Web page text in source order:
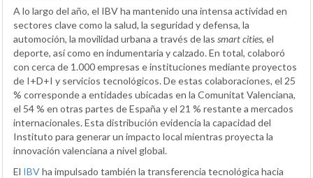
A lo largo del año, el IBV ha mantenido una intensa actividad en
sectores clave como la salud, la seguridad y defensa, la
automoción, la movilidad urbana a través de las smart cities, el
deporte, así como en indumentaria y calzado. En total, colaboró
con cerca de 1.000 empresas e instituciones mediante proyectos
de I+D+I y servicios tecnológicos. De estas colaboraciones, el 25
% corresponde a entidades ubicadas en la Comunitat Valenciana,
el 54 % en otras partes de España y el 21 % restante a mercados
internacionales. Esta distribución evidencia la capacidad del
Instituto para generar un impacto local mientras proyecta la
innovación valenciana a nivel global.
El IBVha impulsado también la transferencia tecnológica hacia